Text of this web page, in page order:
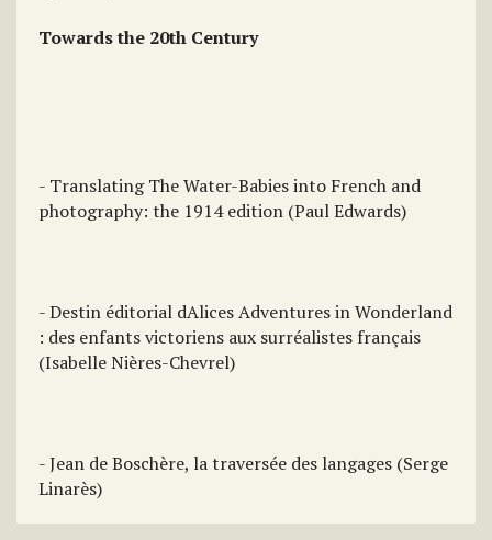
Towards the 20th Century
- Translating The Water-Babies into French and
photography: the 1914 edition (Paul Edwards)
- Destin éditorial dAlices Adventures in Wonderland
: des enfants victoriens aux surréalistes français
(Isabelle Nières-Chevrel)
- Jean de Boschère, la traversée des langages (Serge
Linarès)